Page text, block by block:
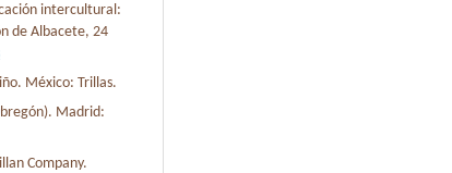
intercultural:
de Albacete, 24
México: Trillas.
Madrid:
Company.